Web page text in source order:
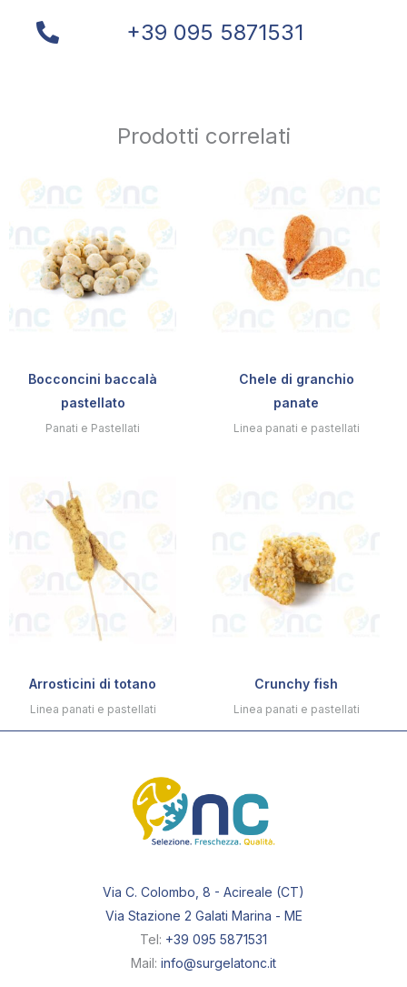
+39 095 5871531
Prodotti correlati
Bocconcini baccalà
pastellato
Panati e Pastellati
Chele di granchio
panate
Linea panati e pastellati
Arrosticini di totano
Linea panati e pastellati
Crunchy fish
Linea panati e pastellati
Via C. Colombo, 8 - Acireale (CT)
Via Stazione 2 Galati Marina - ME
Tel: +39 095 5871531
Mail: info@surgelatonc.it